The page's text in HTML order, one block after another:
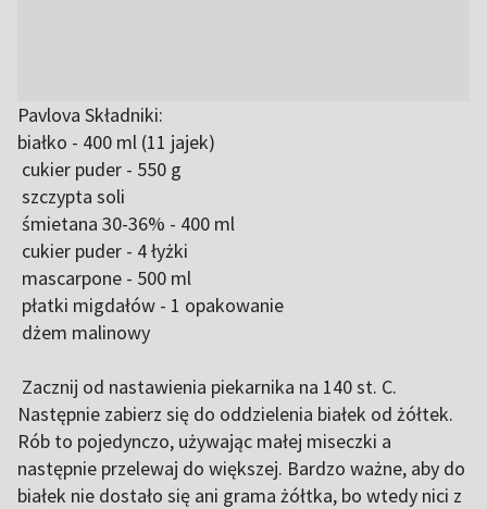
Pavlova Składniki:
białko - 400 ml (11 jajek)
cukier puder - 550 g
szczypta soli
śmietana 30-36% - 400 ml
cukier puder - 4 łyżki
mascarpone - 500 ml
płatki migdałów - 1 opakowanie
dżem malinowy
Zacznij od nastawienia piekarnika na 140 st. C.
Następnie zabierz się do oddzielenia białek od żółtek.
Rób to pojedynczo, używając małej miseczki a
następnie przelewaj do większej. Bardzo ważne, aby do
białek nie dostało się ani grama żółtka, bo wtedy nici z